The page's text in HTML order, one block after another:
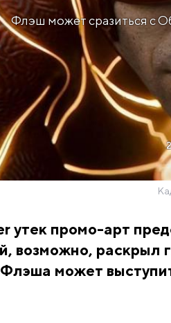
Флэш может сразиться с
утек промо-арт
возможно, раскрыл
Флэша может